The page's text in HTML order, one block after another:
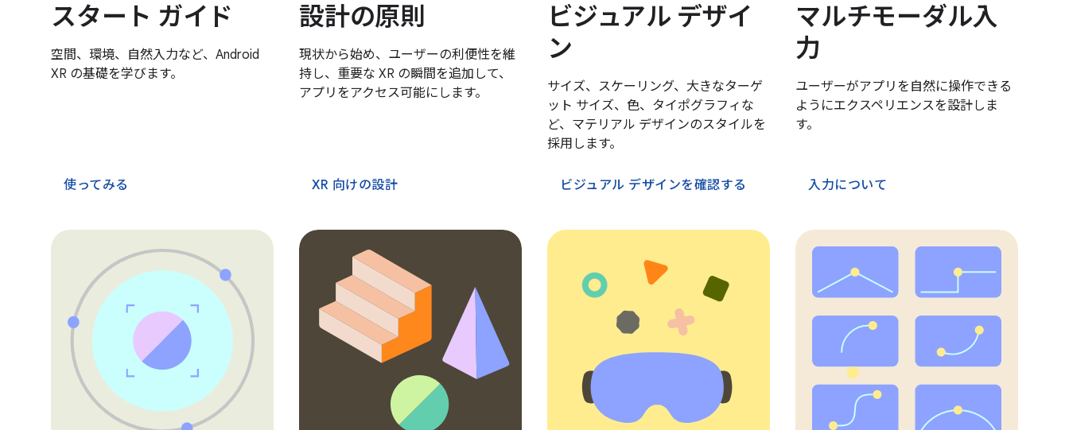
スタート ガイド
空間、環境、自然入力など、Android
XR の基礎を学びます。
使ってみる
設計の原則
現状から始め、ユーザーの利便性を維
持し、重要な XR の瞬間を追加して、
アプリをアクセス可能にします。
XR 向けの設計
ビジュアル デザイ
ン
サイズ、スケーリング、大きなターゲ
ット サイズ、色、タイポグラフィな
ど、マテリアル デザインのスタイルを
採用します。
ビジュアル デザインを確認する
マルチモーダル入
力
ユーザーがアプリを自然に操作できる
ようにエクスペリエンスを設計しま
す。
入力について